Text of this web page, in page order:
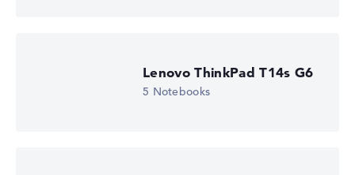
Lenovo ThinkPad T14s G6
5 Notebooks